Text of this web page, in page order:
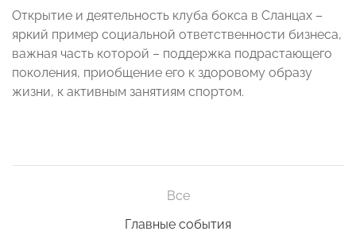
Открытие и деятельность клуба бокса в Сланцах –
яркий пример социальной ответственности бизнеса,
важная часть которой – поддержка подрастающего
поколения, приобщение его к здоровому образу
жизни, к активным занятиям спортом.
Все
Главные события